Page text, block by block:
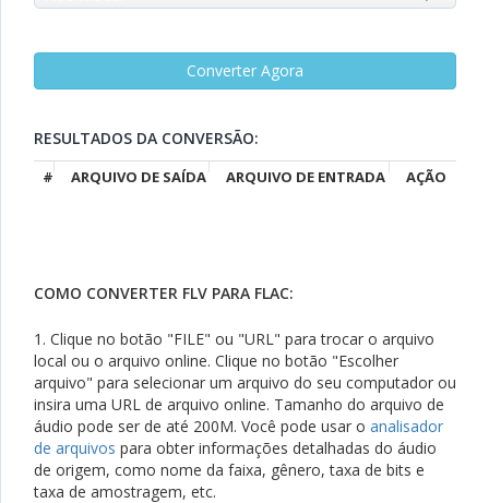
RESULTADOS DA CONVERSÃO:
# ARQUIVO DE SAÍDA ARQUIVO DE ENTRADA AÇÃO
COMO CONVERTER FLV PARA FLAC:
1. Clique no botão "FILE" ou "URL" para trocar o arquivo
local ou o arquivo online. Clique no botão "Escolher
arquivo" para selecionar um arquivo do seu computador ou
insira uma URL de arquivo online. Tamanho do arquivo de
áudio pode ser de até 200M. Você pode usar o analisador
de arquivos para obter informações detalhadas do áudio
de origem, como nome da faixa, gênero, taxa de bits e
taxa de amostragem, etc.